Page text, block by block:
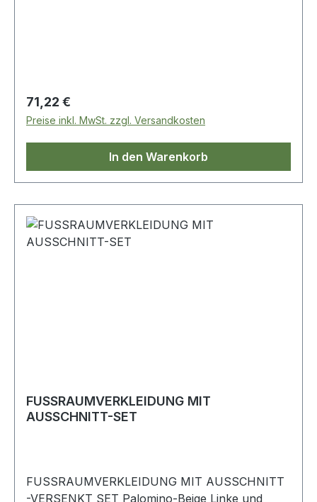
Regulärer Preis:
71,22 €
Preise inkl. MwSt. zzgl. Versandkosten
In den Warenkorb
FUSSRAUMVERKLEIDUNG MIT
AUSSCHNITT-SET
FUSSRAUMVERKLEIDUNG MIT AUSSCHNITT
-VERSENKT SET Palomino-Beige Linke und